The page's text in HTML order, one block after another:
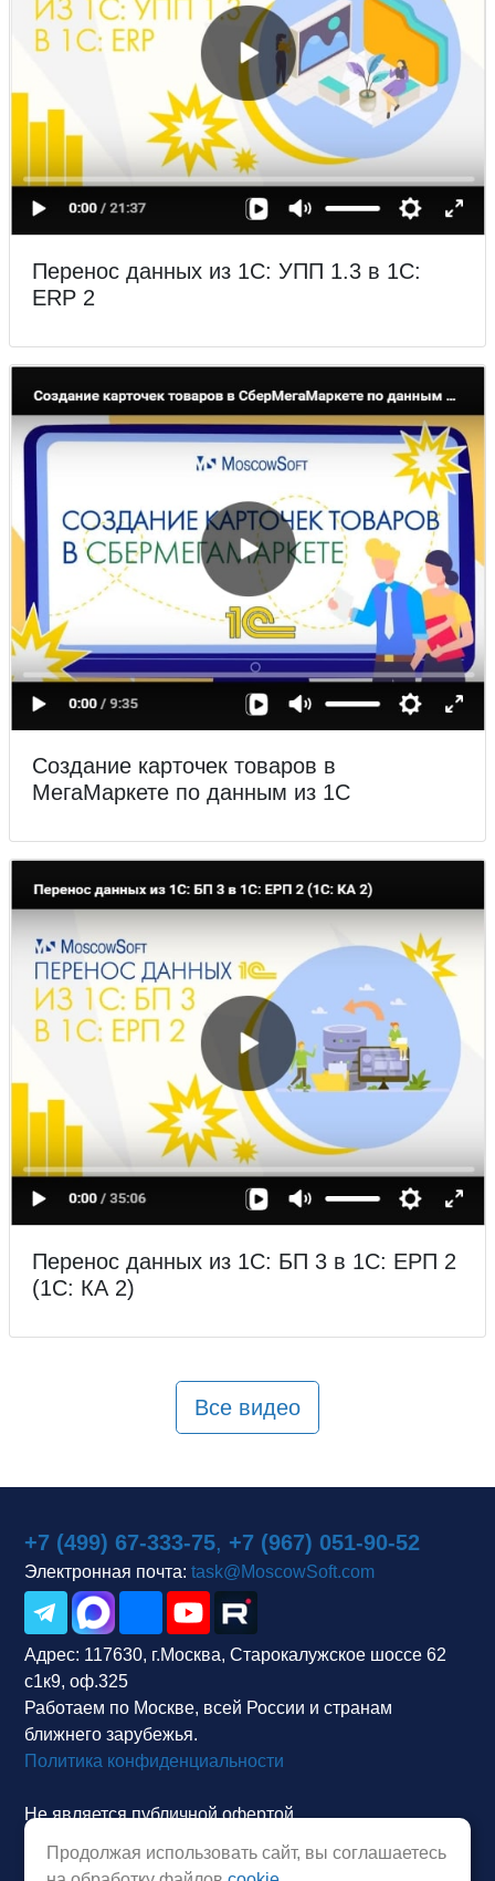
Перенос данных из 1С: УПП 1.3 в 1С:
ERP 2
Создание карточек товаров в
МегаМаркете по данным из 1С
Перенос данных из 1С: БП 3 в 1С: ЕРП 2
(1С: КА 2)
Все видео
+7 (499) 67-333-75, +7 (967) 051-90-52
Электронная почта: task@MoscowSoft.com
Адрес: 117630, г.Москва, Старокалужское шоссе 62
с1к9, оф.325
Работаем по Москве, всей России и странам
ближнего зарубежья.
Политика конфиденциальности
Не является публичной офертой.
Продолжая использовать сайт, вы соглашаетесь